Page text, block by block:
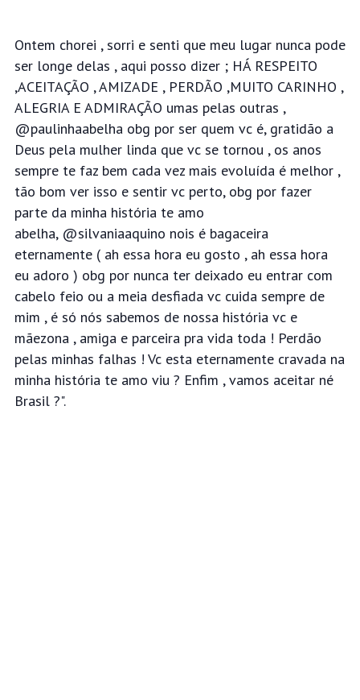
Ontem chorei , sorri e senti que meu lugar nunca pode
ser longe delas , aqui posso dizer ; HÁ RESPEITO
,ACEITAÇÃO , AMIZADE , PERDÃO ,MUITO CARINHO ,
ALEGRIA E ADMIRAÇÃO umas pelas outras ,
@paulinhaabelha obg por ser quem vc é, gratidão a
Deus pela mulher linda que vc se tornou , os anos
sempre te faz bem cada vez mais evoluída é melhor ,
tão bom ver isso e sentir vc perto, obg por fazer
parte da minha história te amo
abelha, @silvaniaaquino nois é bagaceira
eternamente ( ah essa hora eu gosto , ah essa hora
eu adoro ) obg por nunca ter deixado eu entrar com
cabelo feio ou a meia desfiada vc cuida sempre de
mim , é só nós sabemos de nossa história vc e
mãezona , amiga e parceira pra vida toda ! Perdão
pelas minhas falhas ! Vc esta eternamente cravada na
minha história te amo viu ? Enfim , vamos aceitar né
Brasil ?".